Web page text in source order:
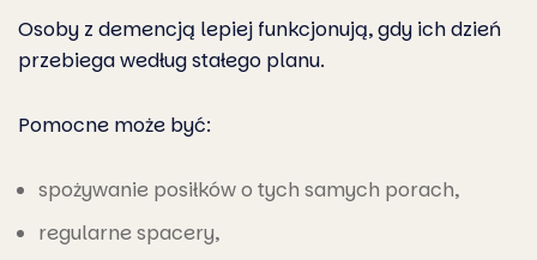
Osoby z demencją lepiej funkcjonują, gdy ich dzień
przebiega według stałego planu.
Pomocne może być:
spożywanie posiłków o tych samych porach,
regularne spacery,